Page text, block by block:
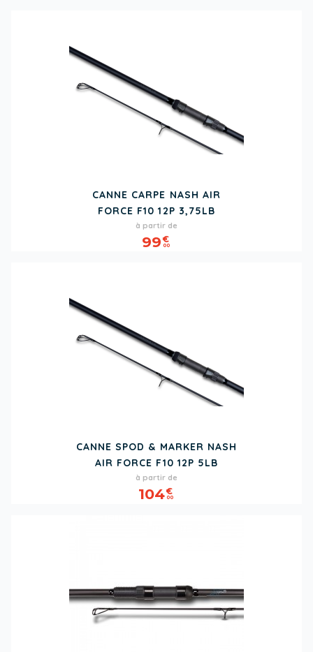
CANNE CARPE NASH AIR
FORCE F10 12P 3,75LB
Prix
à partir de
99€
00
CANNE SPOD & MARKER NASH
AIR FORCE F10 12P 5LB
Prix
à partir de
104€
00